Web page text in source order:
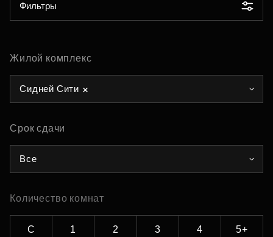
Фильтры
Жилой комплекс
Сидней Сити
Срок сдачи
Все
Количество комнат
С 1 2 3 4 5+